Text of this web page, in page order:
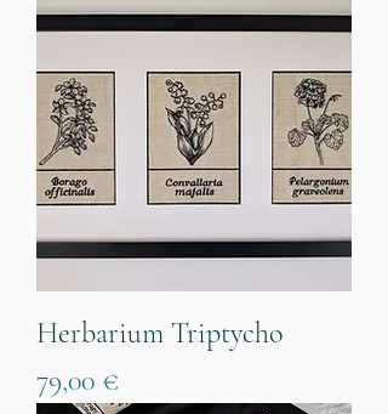
Herbarium Triptycho
Prezzo
79,00 €